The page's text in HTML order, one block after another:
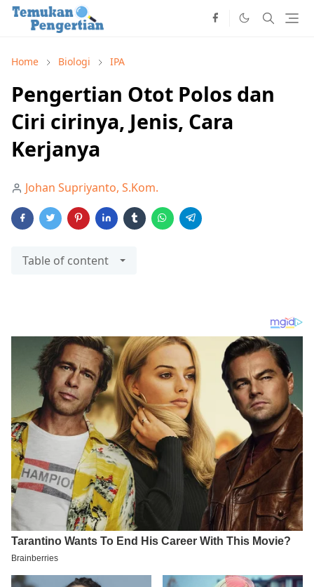
Home Biologi IPA
Pengertian Otot Polos dan
Ciri cirinya, Jenis, Cara
Kerjanya
Johan Supriyanto, S.Kom.
Table of content